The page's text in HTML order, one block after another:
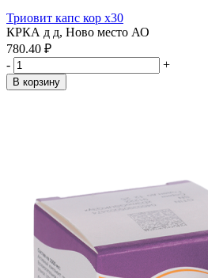
Триовит капс кор x30
КРКА д д, Ново место АО
780.40 ₽
-
+
В корзину